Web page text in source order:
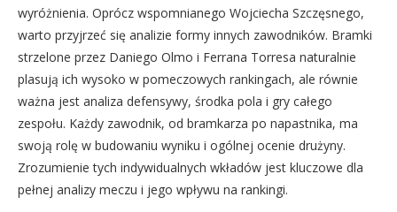
wyróżnienia. Oprócz wspomnianego Wojciecha Szczęsnego,
warto przyjrzeć się analizie formy innych zawodników. Bramki
strzelone przez Daniego Olmo i Ferrana Torresa naturalnie
plasują ich wysoko w pomeczowych rankingach, ale równie
ważna jest analiza defensywy, środka pola i gry całego
zespołu. Każdy zawodnik, od bramkarza po napastnika, ma
swoją rolę w budowaniu wyniku i ogólnej ocenie drużyny.
Zrozumienie tych indywidualnych wkładów jest kluczowe dla
pełnej analizy meczu i jego wpływu na rankingi.